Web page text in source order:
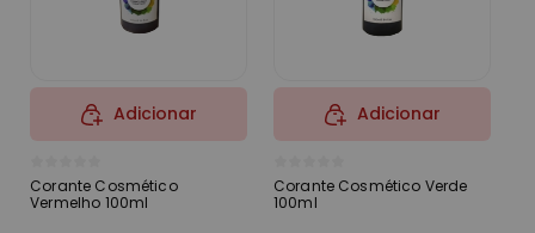
Corante Cosmético
Vermelho 100ml
Adicionar
Corante Cosmético Verde
100ml
Adicionar